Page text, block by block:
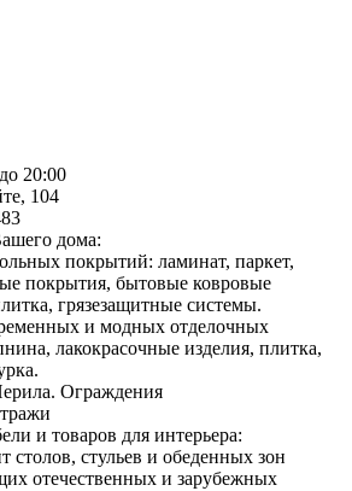
20:00
104
дома:
покрытий: ламинат, паркет,
покрытия, бытовые ковровые
грязезащитные системы.
и модных отделочных
лакокрасочные изделия, плитка,
Ограждения
и товаров для интерьера:
столов, стульев и обеденных зон
отечественных и зарубежных